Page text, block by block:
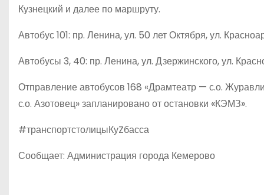
Кузнецкий и далее по маршруту.
Автобус 101: пр. Ленина, ул. 50 лет Октября, ул.
Автобусы 3, 40: пр. Ленина, ул. Дзержинского, ул.
Отправление автобусов 168 «Драмтеатр — с.о.
с.о. Азотовец» запланировано от остановки «КЭМЗ».
#транспортстолицыКуZбасса
Сообщает: Администрация города Кемерово